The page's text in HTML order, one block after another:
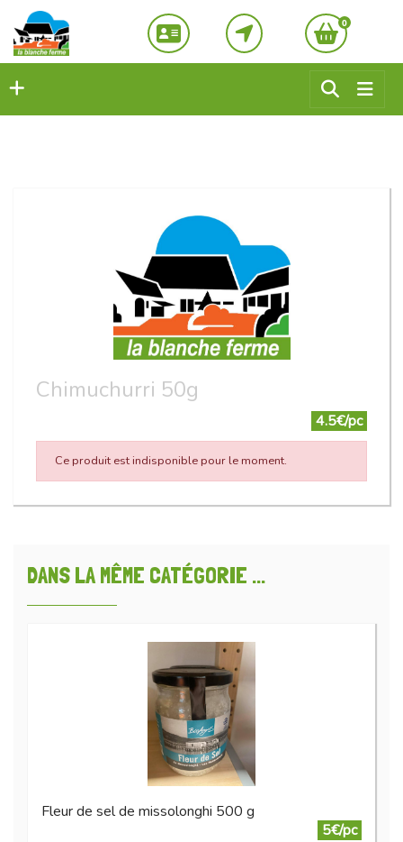
0
Chimuchurri 50g
4.5€/pc
Ce produit est indisponible pour le moment.
DANS LA MÊME CATÉGORIE ...
Fleur de sel de missolonghi 500 g
5€/pc